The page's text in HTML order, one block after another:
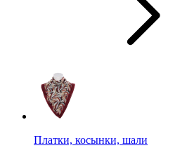
Платки, косынки, шали